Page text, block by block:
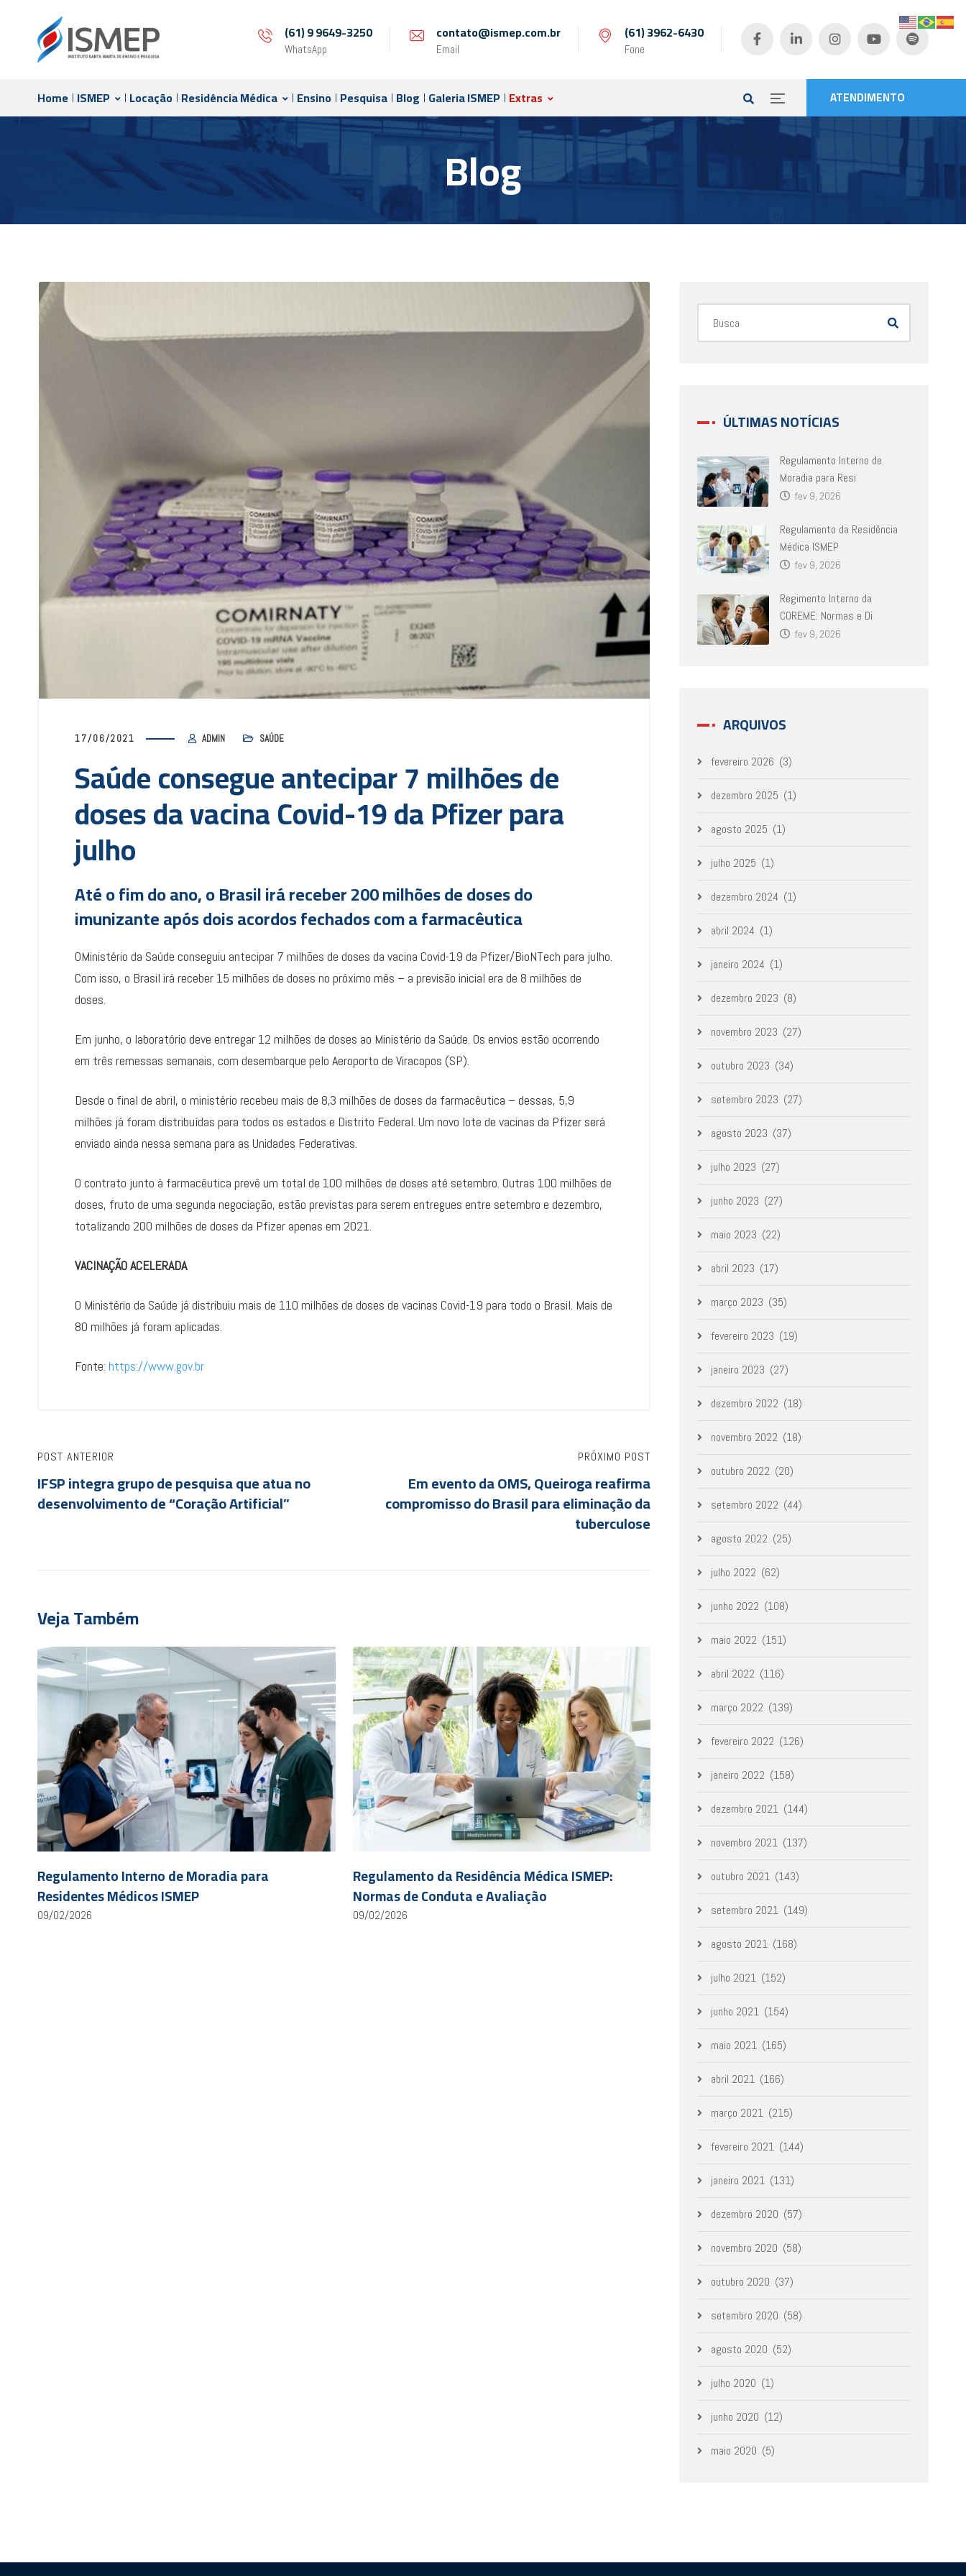
(61) 9 9649-3250
WhatsApp
contato@ismep.com.br
Email
(61) 3962-6430
Fone
ATENDIMENTO
Home ISMEP Locação Residência Médica Ensino Pesquisa Blog Galeria ISMEP Extras
Blog
17/06/2021 ADMIN SAÚDE
Saúde consegue antecipar 7 milhões de
doses da vacina Covid-19 da Pfizer para
julho
Até o fim do ano, o Brasil irá receber 200 milhões de doses do
imunizante após dois acordos fechados com a farmacêutica
OMinistério da Saúde conseguiu antecipar 7 milhões de doses da vacina Covid-19 da Pfizer/BioNTech para julho.
Com isso, o Brasil irá receber 15 milhões de doses no próximo mês – a previsão inicial era de 8 milhões de
doses.
Em junho, o laboratório deve entregar 12 milhões de doses ao Ministério da Saúde. Os envios estão ocorrendo
em três remessas semanais, com desembarque pelo Aeroporto de Viracopos (SP).
Desde o final de abril, o ministério recebeu mais de 8,3 milhões de doses da farmacêutica – dessas, 5,9
milhões já foram distribuídas para todos os estados e Distrito Federal. Um novo lote de vacinas da Pfizer será
enviado ainda nessa semana para as Unidades Federativas.
O contrato junto à farmacêutica prevê um total de 100 milhões de doses até setembro. Outras 100 milhões de
doses, fruto de uma segunda negociação, estão previstas para serem entregues entre setembro e dezembro,
totalizando 200 milhões de doses da Pfizer apenas em 2021.
VACINAÇÃO ACELERADA
O Ministério da Saúde já distribuiu mais de 110 milhões de doses de vacinas Covid-19 para todo o Brasil. Mais de
80 milhões já foram aplicadas.
Fonte: https://www.gov.br
POST ANTERIOR
IFSP integra grupo de pesquisa que atua no
desenvolvimento de “Coração Artificial”
PRÓXIMO POST
Em evento da OMS, Queiroga reafirma
compromisso do Brasil para eliminação da
tuberculose
Veja Também
Regulamento Interno de Moradia para
Residentes Médicos ISMEP
09/02/2026
Regulamento da Residência Médica ISMEP:
Normas de Conduta e Avaliação
09/02/2026
ÚLTIMAS NOTÍCIAS
Regulamento Interno de
Moradia para Resi
fev 9, 2026
Regulamento da Residência
Médica ISMEP
fev 9, 2026
Regimento Interno da
COREME: Normas e Di
fev 9, 2026
ARQUIVOS
fevereiro 2026 (3)
dezembro 2025 (1)
agosto 2025 (1)
julho 2025 (1)
dezembro 2024 (1)
abril 2024 (1)
janeiro 2024 (1)
dezembro 2023 (8)
novembro 2023 (27)
outubro 2023 (34)
setembro 2023 (27)
agosto 2023 (37)
julho 2023 (27)
junho 2023 (27)
maio 2023 (22)
abril 2023 (17)
março 2023 (35)
fevereiro 2023 (19)
janeiro 2023 (27)
dezembro 2022 (18)
novembro 2022 (18)
outubro 2022 (20)
setembro 2022 (44)
agosto 2022 (25)
julho 2022 (62)
junho 2022 (108)
maio 2022 (151)
abril 2022 (116)
março 2022 (139)
fevereiro 2022 (126)
janeiro 2022 (158)
dezembro 2021 (144)
novembro 2021 (137)
outubro 2021 (143)
setembro 2021 (149)
agosto 2021 (168)
julho 2021 (152)
junho 2021 (154)
maio 2021 (165)
abril 2021 (166)
março 2021 (215)
fevereiro 2021 (144)
janeiro 2021 (131)
dezembro 2020 (57)
novembro 2020 (58)
outubro 2020 (37)
setembro 2020 (58)
agosto 2020 (52)
julho 2020 (1)
junho 2020 (12)
maio 2020 (5)